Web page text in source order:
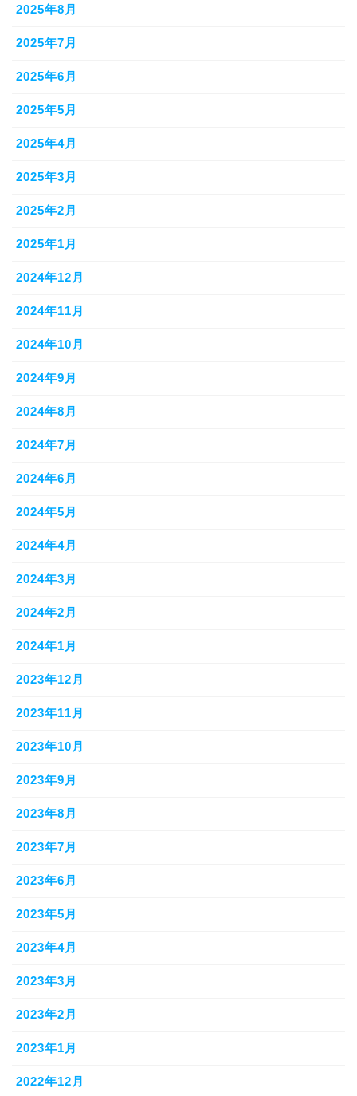
2025年8月
2025年7月
2025年6月
2025年5月
2025年4月
2025年3月
2025年2月
2025年1月
2024年12月
2024年11月
2024年10月
2024年9月
2024年8月
2024年7月
2024年6月
2024年5月
2024年4月
2024年3月
2024年2月
2024年1月
2023年12月
2023年11月
2023年10月
2023年9月
2023年8月
2023年7月
2023年6月
2023年5月
2023年4月
2023年3月
2023年2月
2023年1月
2022年12月